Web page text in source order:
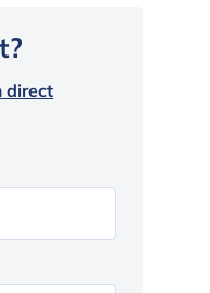
direct